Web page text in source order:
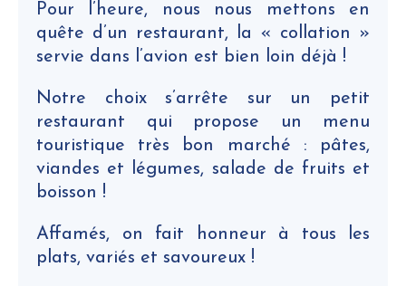
Pour l’heure, nous nous mettons en
quête d’un restaurant, la « collation »
servie dans l’avion est bien loin déjà !
Notre choix s’arrête sur un petit
restaurant qui propose un menu
touristique très bon marché : pâtes,
viandes et légumes, salade de fruits et
boisson !
Affamés, on fait honneur à tous les
plats, variés et savoureux !